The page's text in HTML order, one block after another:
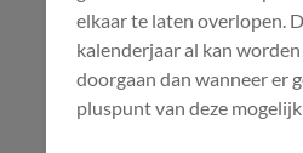
elkaar te laten overlopen.
kalenderjaar al kan
doorgaan dan wanneer er
pluspunt van deze